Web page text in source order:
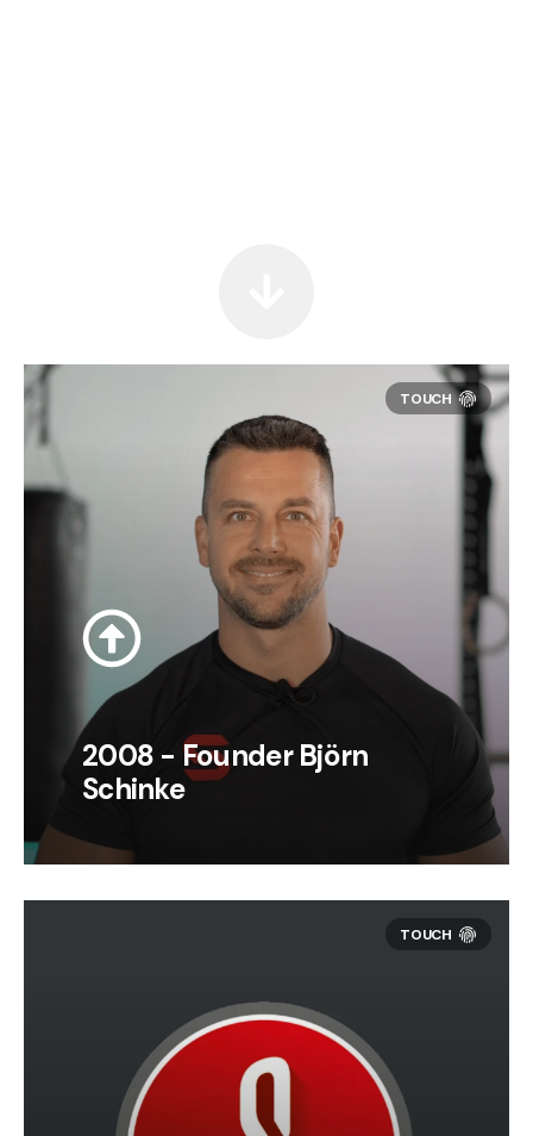
2008 - Founder Björn
Schinke